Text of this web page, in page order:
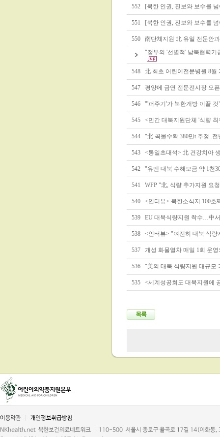
552 [북한 인권, 진보와 보수를
551 [북한 인권, 진보와 보수를
550
南단체지원 北 유일 전문안
"정부의 '선별적' 남북협력기
548 北 최초 어린이전문병원 8월
547 평양에 금연 전문전시장 오픈
546 "'퍼주기'가 북한개방 이끌
545 <민간 대북지원단체 '식량
544 "北 곡물수확 380만t 추정..전
543 <통일초대석> 北 건강치아
542 "유엔 대북 수해모금 약 1천
541 WFP "北, 식량 추가지원 요
540 <인터뷰> 북한소식지 100호
539 EU 대북식량지원 착수…中
538 <인터뷰> "여전히 대북 식량
537 개성 화물열차 매일 1회 운영
536 "美의 대북 식량지원 대규모
535 <세계성공회도 대북지원에